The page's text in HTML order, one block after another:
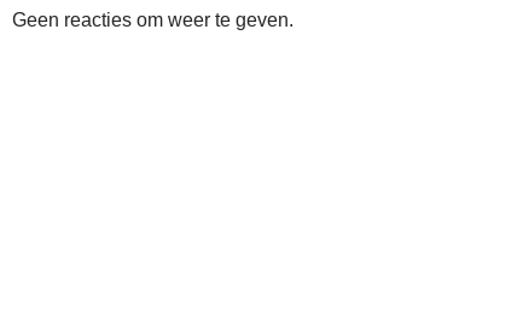
Geen reacties om weer te geven.